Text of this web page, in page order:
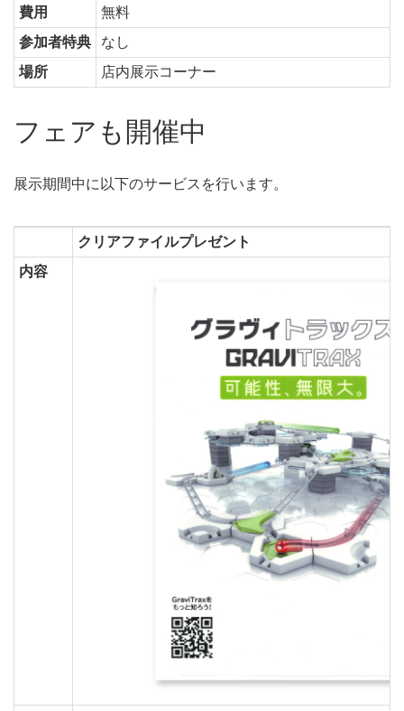
費用
無料
参加者特典
なし
場所
店内展示コーナー
フェアも開催中
展示期間中に以下のサービスを行います。
クリアファイルプレゼント
内容